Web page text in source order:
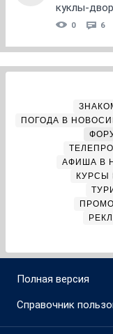
куклы-
0 6
ПОГОДА В
АФИША В
КУРСЫ
Полная версия
Справочник